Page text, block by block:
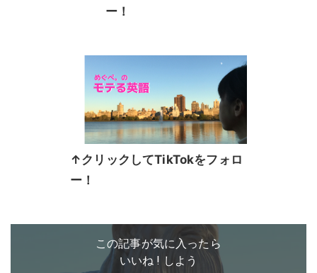
ー！
↑クリックしてTikTokをフォロ
ー！
この記事が気に入ったら
いいね ! しよう